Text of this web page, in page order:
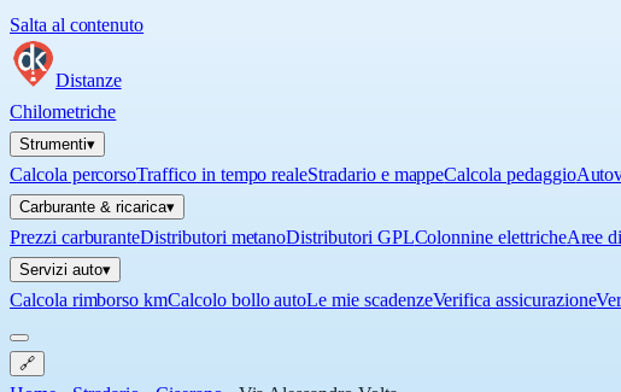
Salta al contenuto
Distanze
Chilometriche
Strumenti▾
Calcola percorsoTraffico in tempo realeStradario e mappeCalcola pedaggio
Carburante & ricarica▾
Prezzi carburanteDistributori metanoDistributori GPLColonnine elettricheAree
Servizi auto▾
Calcola rimborso kmCalcolo bollo autoLe mie scadenzeVerifica assicurazione
🔗